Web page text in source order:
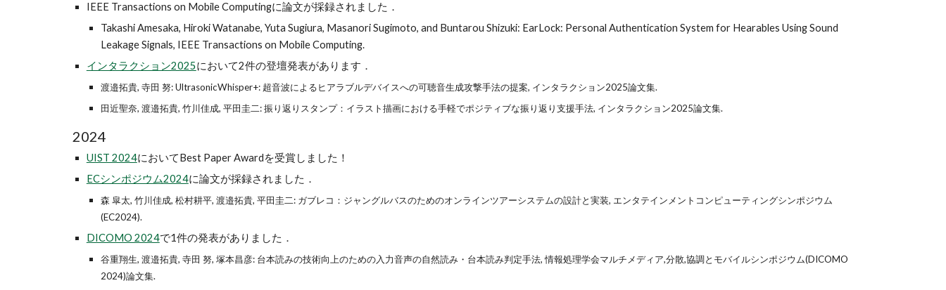
IEEE Transactions on Mobile Computingに論文が採録されました．
Takashi Amesaka, Hiroki Watanabe, Yuta Sugiura, Masanori Sugimoto, and Buntarou Shizuki: EarLock: Personal Authentication System for Hearables Using Sound
Leakage Signals, IEEE Transactions on Mobile Computing.
インタラクション2025において2件の登壇発表があります．
渡邉拓貴, 寺田 努: UltrasonicWhisper+: 超音波によるヒアラブルデバイスへの可聴音生成攻撃手法の提案, インタラクション2025論文集.
田近聖奈, 渡邉拓貴, 竹川佳成, 平田圭二: 振り返りスタンプ：イラスト描画における手軽でポジティブな振り返り支援手法, インタラクション2025論文集.
2024
UIST 2024においてBest Paper Awardを受賞しました！
ECシンポジウム2024に論文が採録されました．
森 皐太, 竹川佳成, 松村耕平, 渡邉拓貴, 平田圭二: ガブレコ：ジャングルバスのためのオンラインツアーシステムの設計と実装, エンタテインメントコンピューティングシンポジウム
(EC2024).
DICOMO 2024で1件の発表がありました．
谷重翔生, 渡邉拓貴, 寺田 努, 塚本昌彦: 台本読みの技術向上のための入力音声の自然読み・台本読み判定手法, 情報処理学会マルチメディア,分散,協調とモバイルシンポジウム(DICOMO
2024)論文集.